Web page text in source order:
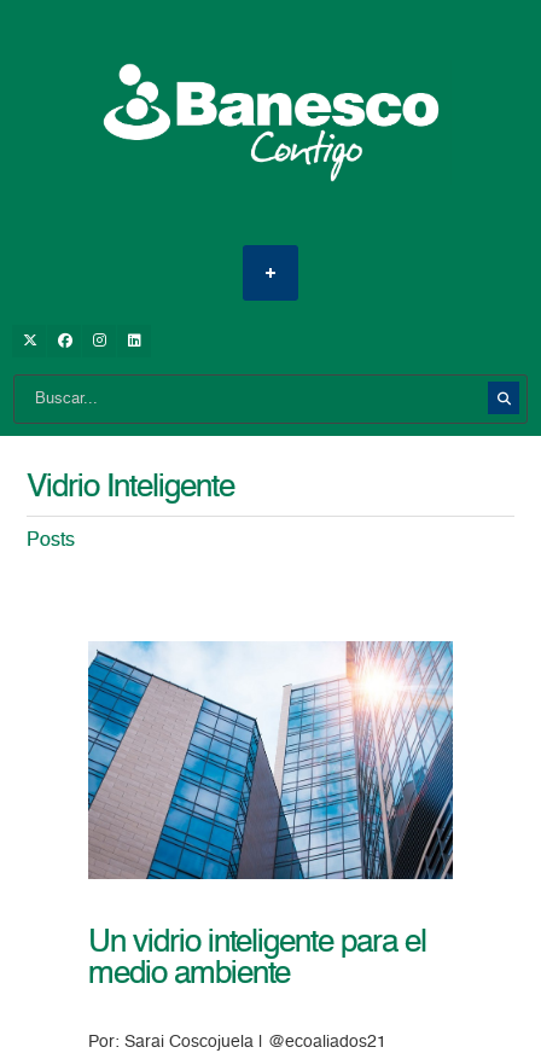
Vidrio Inteligente
Posts
Un vidrio inteligente para el
medio ambiente
Por: Sarai Coscojuela | @ecoaliados21